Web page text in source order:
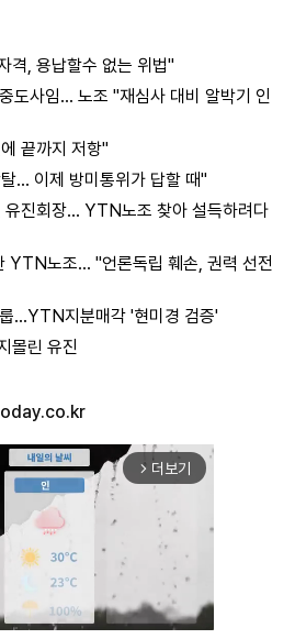
격, 용납할수 없는 위법"
도사임… 노조 "재심사 대비 알박기 인
끝까지 저항"
… 이제 방미통위가 답할 때"
유진회장… YTN노조 찾아 설득하려다
YTN노조... "언론독립 훼손, 권력 선전
…YTN지분매각 '현미경 검증'
몰린 유진
arrow_forward_ios 더보기